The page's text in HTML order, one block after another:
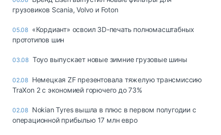
грузовиков Scania, Volvo и Foton
05.08 «Кордиант» освоил 3D-печать полномасштабных
прототипов шин
03.08 Toyo выпускает новые зимние грузовые шины
02.08 Немецкая ZF презентовала тяжелую трансмиссию
TraXon 2 с экономией горючего до 73%
02.08 Nokian Tyres вышла в плюс в первом полугодии с
операционной прибылью 17 млн евро